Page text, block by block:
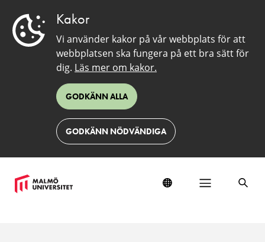
Kakor
Vi använder kakor på vår webbplats för att
webbplatsen ska fungera på ett bra sätt för
dig. Läs mer om kakor.
GODKÄNN ALLA
GODKÄNN NÖDVÄNDIGA